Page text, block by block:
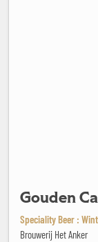
Gouden
Speciality Beer :
Brouwerij Het Anker